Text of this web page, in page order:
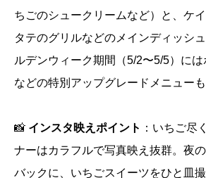
ちごのシュークリームなど）と、ケ
タテのグリルなどのメインディッシ
ルデンウィーク期間（5/2〜5/5）に
などの特別アップグレードメニューも
📸 インスタ映えポイント ：いちご尽
ナーはカラフルで写真映え抜群。夜
バックに、いちごスイーツをひと皿